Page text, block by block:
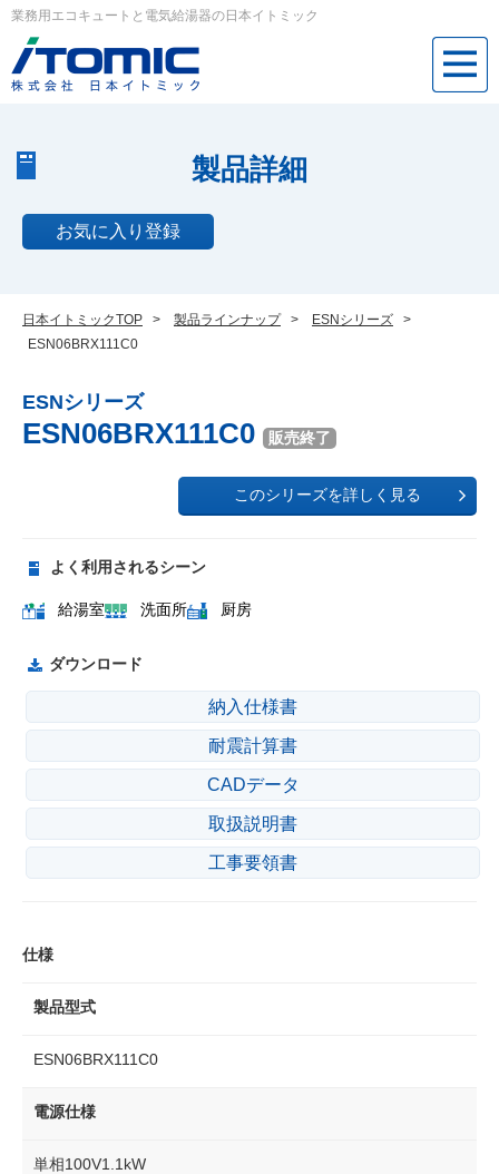
業務用エコキュートと電気給湯器の日本イトミック
製品詳細
お気に入り登録
日本イトミックTOP > 製品ラインナップ > ESNシリーズ
>
ESN06BRX111C0
ESNシリーズ
ESN06BRX111C0 販売終了
このシリーズを詳しく見る
よく利用されるシーン
給湯室 洗面所 厨房
ダウンロード
納入仕様書
耐震計算書
CADデータ
取扱説明書
工事要領書
仕様
製品型式
ESN06BRX111C0
電源仕様
単相100V1.1kW